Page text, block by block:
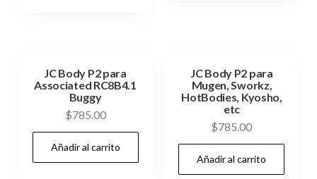
JC Body P2 para
Associated RC8B4.1
Buggy
$785.00
Añadir al carrito
JC Body P2 para
Mugen, Sworkz,
HotBodies, Kyosho,
etc
$785.00
Añadir al carrito